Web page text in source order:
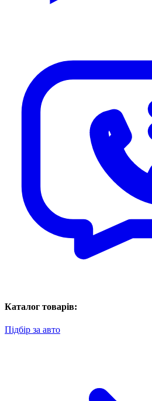
Каталог товарів:
Підбір за авто